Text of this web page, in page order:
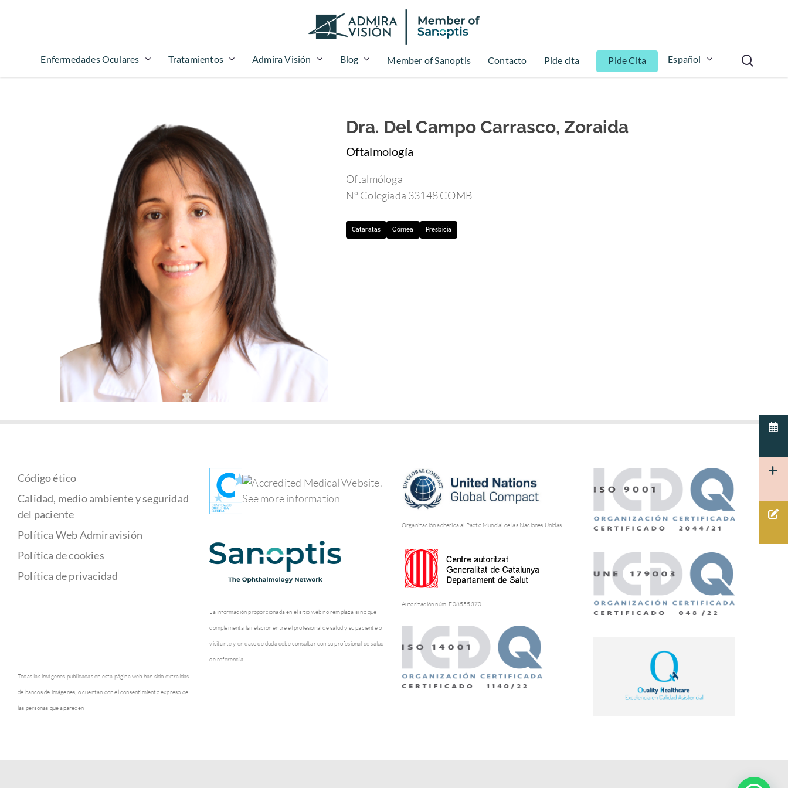
Hit enter to search or ESC to close
Enfermedades Oculares Tratamientos Admira Visión Blog Member of Sanoptis Contacto Pide cita Pide Cita Español
Dra. Del Campo Carrasco, Zoraida
Oftalmología
Oftalmóloga
Nº Colegiada 33148 COMB
Cataratas Córnea Presbicia
Código ético
Calidad, medio ambiente y seguridad
del paciente
Política Web Admiravisión
Política de cookies
Política de privacidad
Todas las imágenes publicadas en esta página web han sido extraídas
de bancos de imágenes, o cuentan con el consentimiento expreso de
las personas que aparecen
La información proporcionada en el sitio web no remplaza si no que
complementa la relación entre el profesional de salud y su paciente o
visitante y en caso de duda debe consultar con su profesional de salud
de referencia
Organización adherida al Pacto Mundial de las Naciones Unidas
Autorización núm. E08555370